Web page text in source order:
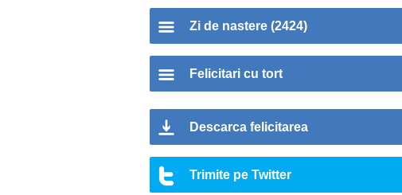
Zi de nastere (2424)
Felicitari cu tort
Descarca felicitarea
Trimite pe Twitter